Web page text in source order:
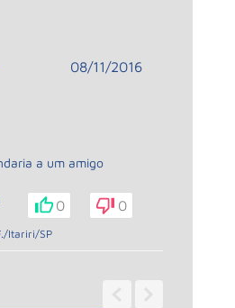
08/11/2016
a um amigo
0 0
/Itariri/SP